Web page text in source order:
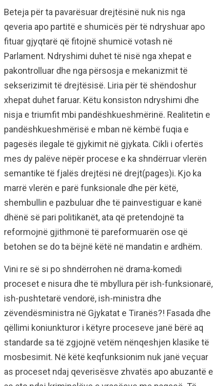
Beteja për ta pavarësuar drejtësinë nuk nis nga
qeveria apo partitë e shumicës për të ndryshuar apo
fituar gjyqtarë që fitojnë shumicë votash në
Parlament. Ndryshimi duhet të nisë nga xhepat e
pakontrolluar dhe nga përsosja e mekanizmit të
sekserizimit të drejtësisë. Liria për të shëndoshur
xhepat duhet faruar. Këtu konsiston ndryshimi dhe
nisja e triumfit mbi pandëshkueshmërinë. Realitetin e
pandëshkueshmërisë e mban në këmbë fuqia e
pagesës ilegale të gjykimit në gjykata. Cikli i ofertës
mes dy palëve nëpër procese e ka shndërruar vlerën
semantike të fjalës drejtësi në drejt(pages)i. Kjo ka
marrë vlerën e parë funksionale dhe për këtë,
shembullin e pazbuluar dhe të painvestiguar e kanë
dhënë së pari politikanët, ata që pretendojnë ta
reformojnë gjithmonë të pareformuarën ose që
betohen se do ta bëjnë këtë në mandatin e ardhëm.
Vini re së si po shndërrohen në drama-komedi
proceset e nisura dhe të mbyllura për ish-funksionarë,
ish-pushtetarë vendorë, ish-ministra dhe
zëvendësministra në Gjykatat e Tiranës?! Fasada dhe
qëllimi koniunkturor i këtyre proceseve janë bërë aq
standarde sa të zgjojnë vetëm nënqeshjen klasike të
mosbesimit. Në këtë keqfunksionim nuk janë veçuar
as proceset ndaj qeverisësve zhvatës apo abuzantë e